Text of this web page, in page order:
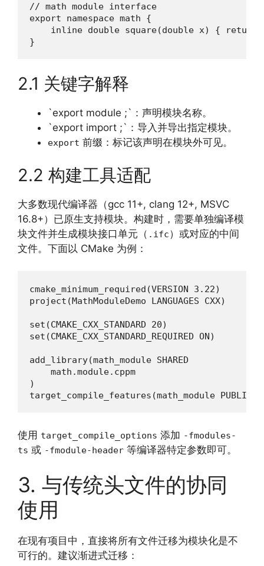
// math module interface
export namespace math {
inline double square(double x) { return
}
2.1 关键字解释
`export module ;`：声明模块名称。
`export import ;`：导入并导出指定模块。
export 前缀：标记该声明在模块外可见。
2.2 构建工具适配
大多数现代编译器（gcc 11+, clang 12+, MSVC
16.8+）已原生支持模块。构建时，需要单独编译模
块文件并生成模块接口单元（ .ifc）或对应的中间
文件。下面以 CMake 为例：
cmake_minimum_required(VERSION 3.22)
project(MathModuleDemo LANGUAGES CXX)
set(CMAKE_CXX_STANDARD 20)
set(CMAKE_CXX_STANDARD_REQUIRED ON)
add_library(math_module SHARED
    math.module.cppm
)
target_compile_features(math_module PUBLIC
使用 target_compile_options 添加 -fmodules-
ts 或 -fmodule-header 等编译器特定参数即可。
3. 与传统头文件的协同
使用
在现有项目中，直接将所有文件迁移为模块化是不
可行的。建议渐进式迁移：